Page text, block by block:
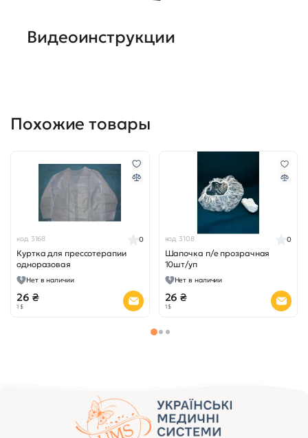
Видеоинструкции
Похожие товары
код 3168
Куртка для прессотерапии
одноразовая
0
Нет в наличии
26 ₴
1 $
код 3108
Шапочка п/е прозрачная
10шт/уп
0
Нет в наличии
26 ₴
1 $